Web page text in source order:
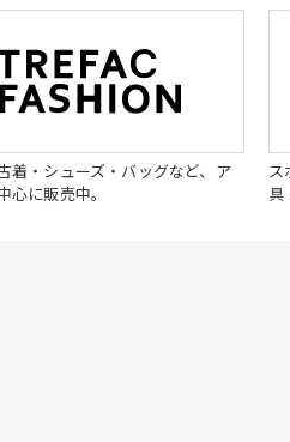
着・シューズ・バッグなど、ア
心に販売中。
ス
具